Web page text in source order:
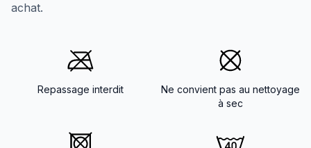
achat.
Repassage interdit
Ne convient pas au nettoyage
à sec